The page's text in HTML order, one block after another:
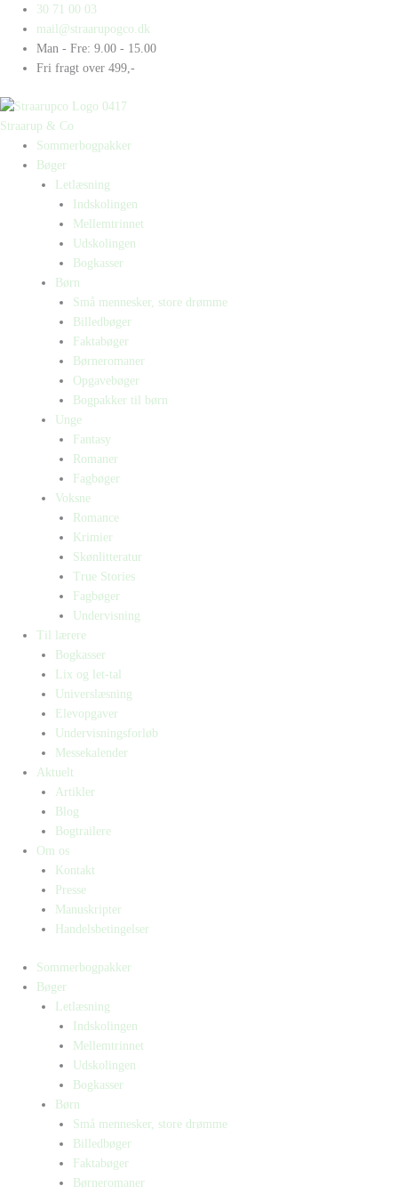
indholdet
30 71 00 03
mail@straarupogco.dk
Man - Fre: 9.00 - 15.00
Fri fragt over 499,-
Straarup & Co
Sommerbogpakker
Bøger
Letlæsning
Indskolingen
Mellemtrinnet
Udskolingen
Bogkasser
Børn
Små mennesker, store drømme
Billedbøger
Faktabøger
Børneromaner
Opgavebøger
Bogpakker til børn
Unge
Fantasy
Romaner
Fagbøger
Voksne
Romance
Krimier
Skønlitteratur
True Stories
Fagbøger
Undervisning
Til lærere
Bogkasser
Lix og let-tal
Universlæsning
Elevopgaver
Undervisningsforløb
Messekalender
Aktuelt
Artikler
Blog
Bogtrailere
Om os
Kontakt
Presse
Manuskripter
Handelsbetingelser
Sommerbogpakker
Bøger
Letlæsning
Indskolingen
Mellemtrinnet
Udskolingen
Bogkasser
Børn
Små mennesker, store drømme
Billedbøger
Faktabøger
Børneromaner
Products
search
Products
search